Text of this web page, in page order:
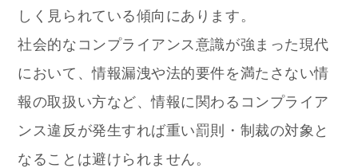
しく見られている傾向にあります。
社会的なコンプライアンス意識が強まった現代
において、情報漏洩や法的要件を満たさない情
報の取扱い方など、情報に関わるコンプライア
ンス違反が発生すれば重い罰則・制裁の対象と
なることは避けられません。